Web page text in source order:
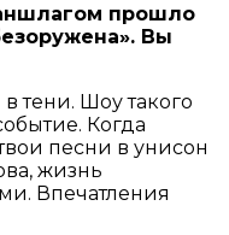
прошло
Вы
в тени. Шоу такого
Когда
песни в унисон
жизнь
Впечатления